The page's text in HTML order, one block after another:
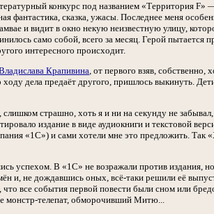
конкурс под названием «Территория F»
сказка, ужасы. Последнее меня
и видит в окно некую неизвестную улицу,
само собой, всего за месяц. Герой пытается
интересного происходит.
Крапивина, от первого взяв,
дела предаёт другого, пришлось выкинуть.
страшно, хоть я и ни на секунду не
издание в виде аудиокниги и текстовой
«1С») и сами хотели мне это предложить.
успехом. В «1С» не возражали против издания,
и, не дождавшись оных, всё-таки решили её
все события первой повести были сном или
монстр-телепат, обморочивший Митю...